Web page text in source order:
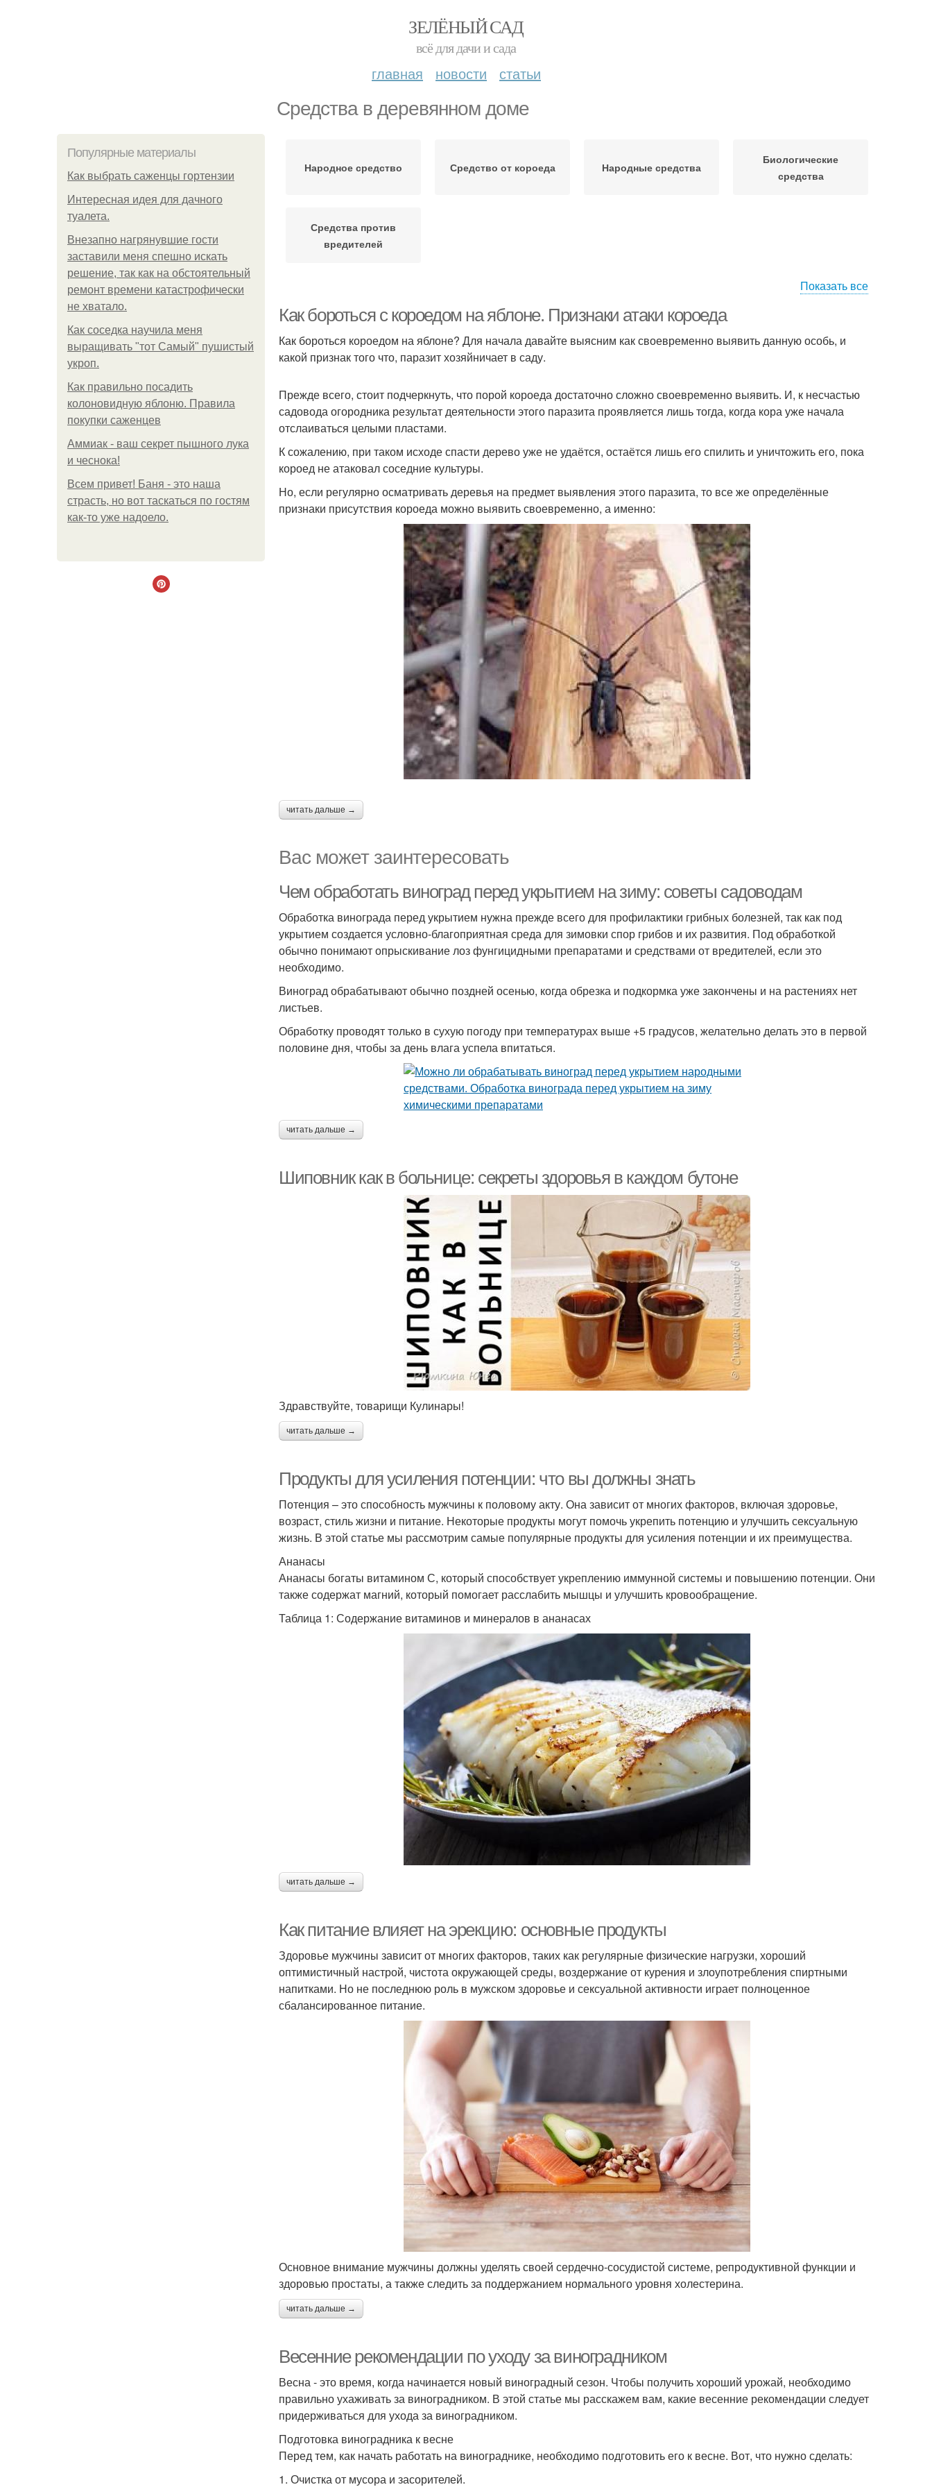
ЗЕЛЁНЫЙ САД
всё для дачи и сада
главная новости статьи
Средства в деревянном доме
Популярные материалы
Как выбрать саженцы гортензии
Интересная идея для дачного
туалета.
Внезапно нагрянувшие гости
заставили меня спешно искать
решение, так как на обстоятельный
ремонт времени катастрофически
не хватало.
Как соседка научила меня
выращивать "тот Самый" пушистый
укроп.
Как правильно посадить
колоновидную яблоню. Правила
покупки саженцев
Аммиак - ваш секрет пышного лука
и чеснока!
Всем привет! Баня - это наша
страсть, но вот таскаться по гостям
как-то уже надоело.
Народное средство Средство от короеда Народные средства
Биологические
средства
Средства против
вредителей
Показать все
Как бороться с короедом на яблоне. Признаки атаки короеда
Как бороться короедом на яблоне? Для начала давайте выясним как своевременно выявить данную особь, и
какой признак того что, паразит хозяйничает в саду.
Прежде всего, стоит подчеркнуть, что порой короеда достаточно сложно своевременно выявить. И, к несчастью
садовода огородника результат деятельности этого паразита проявляется лишь тогда, когда кора уже начала
отслаиваться целыми пластами.
К сожалению, при таком исходе спасти дерево уже не удаётся, остаётся лишь его спилить и уничтожить его, пока
короед не атаковал соседние культуры.
Но, если регулярно осматривать деревья на предмет выявления этого паразита, то все же определённые
признаки присутствия короеда можно выявить своевременно, а именно:
читать дальше →
Вас может заинтересовать
Чем обработать виноград перед укрытием на зиму: советы садоводам
Обработка винограда перед укрытием нужна прежде всего для профилактики грибных болезней, так как под
укрытием создается условно-благоприятная среда для зимовки спор грибов и их развития. Под обработкой
обычно понимают опрыскивание лоз фунгицидными препаратами и средствами от вредителей, если это
необходимо.
Виноград обрабатывают обычно поздней осенью, когда обрезка и подкормка уже закончены и на растениях нет
листьев.
Обработку проводят только в сухую погоду при температурах выше +5 градусов, желательно делать это в первой
половине дня, чтобы за день влага успела впитаться.
читать дальше →
Шиповник как в больнице: секреты здоровья в каждом бутоне
Здравствуйте, товарищи Кулинары!
читать дальше →
Продукты для усиления потенции: что вы должны знать
Потенция – это способность мужчины к половому акту. Она зависит от многих факторов, включая здоровье,
возраст, стиль жизни и питание. Некоторые продукты могут помочь укрепить потенцию и улучшить сексуальную
жизнь. В этой статье мы рассмотрим самые популярные продукты для усиления потенции и их преимущества.
Ананасы
Ананасы богаты витамином С, который способствует укреплению иммунной системы и повышению потенции. Они
также содержат магний, который помогает расслабить мышцы и улучшить кровообращение.
Таблица 1: Содержание витаминов и минералов в ананасах
читать дальше →
Как питание влияет на эрекцию: основные продукты
Здоровье мужчины зависит от многих факторов, таких как регулярные физические нагрузки, хороший
оптимистичный настрой, чистота окружающей среды, воздержание от курения и злоупотребления спиртными
напитками. Но не последнюю роль в мужском здоровье и сексуальной активности играет полноценное
сбалансированное питание.
Основное внимание мужчины должны уделять своей сердечно-сосудистой системе, репродуктивной функции и
здоровью простаты, а также следить за поддержанием нормального уровня холестерина.
читать дальше →
Весенние рекомендации по уходу за виноградником
Весна - это время, когда начинается новый виноградный сезон. Чтобы получить хороший урожай, необходимо
правильно ухаживать за виноградником. В этой статье мы расскажем вам, какие весенние рекомендации следует
придерживаться для ухода за виноградником.
Подготовка виноградника к весне
Перед тем, как начать работать на винограднике, необходимо подготовить его к весне. Вот, что нужно сделать:
1. Очистка от мусора и засорителей.